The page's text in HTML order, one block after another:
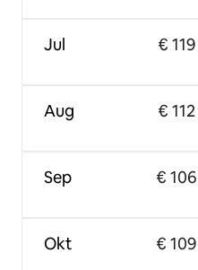
Jul
Aug
Sep
Okt
€ 119
€ 112
€ 106
€ 109